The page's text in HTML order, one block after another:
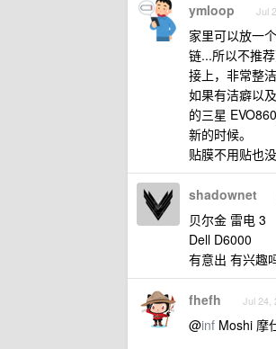
ymloop Jul
家里可以放一
链...所以不推
接上，非常整
如果有洁癖以
的三星
新的时候。
贴膜不用贴也
shadownet
贝尔金 雷电 3
Dell D6000
有意出 有兴趣
fhefh Jul 24,
@inf Moshi 摩